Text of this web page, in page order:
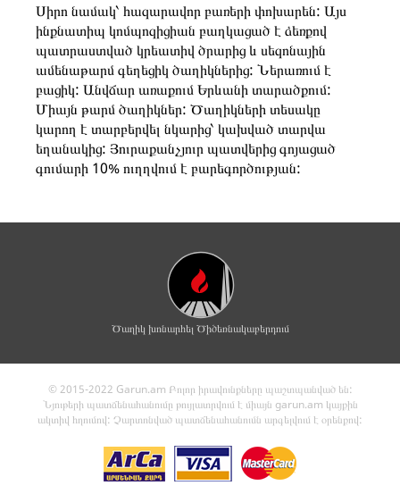
Սիրո նամակ՝ հազարավոր բառերի փոխարեն: Այս
ինքնատիպ կոմպոզիցիան բաղկացած է ձեռքով
պատրաստված կրեատիվ ծրարից և սեզոնային
ամենաթարմ գեղեցիկ ծաղիկներից: Ներառում է
բացիկ: Անվճար առաքում Երևանի տարածքում:
Միայն թարմ ծաղիկներ: Ծաղիկների տեսակը
կարող է տարբերվել նկարից՝ կախված տարվա
եղանակից: Յուրաքանչյուր պատվերից գոյացած
գումարի 10% ուղղվում է բարեգործության:
Ծաղիկ խոնարհել Ծիծեռնակաբերդում
© 2015-2022 Garun.am Բոլոր իրավունքները պաշտպանված են:
Նյութերի պատճենահանումը թույլատրվում է միայն garun.am կայքին
ակտիվ հղումով: Չարտոնված պատճենահանումն արգելվում է օրենքով: